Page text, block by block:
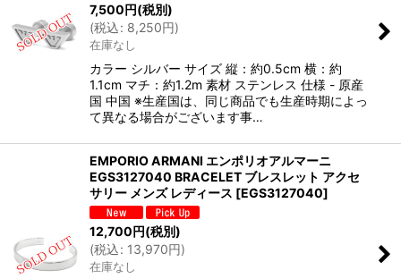
7,500円(税別)
(税込: 8,250円)
在庫なし
カラー シルバー サイズ 縦：約0.5cm 横：約
1.1cm マチ：約1.2m 素材 ステンレス 仕様 - 原産
国 中国 ※生産国は、同じ商品でも生産時期によっ
て異なる場合がございます事…
EMPORIO ARMANI エンポリオアルマーニ
EGS3127040 BRACELET ブレスレット アクセ
サリー メンズ レディース [EGS3127040]
12,700 円(税別)
(税込: 13,970円)
在庫なし